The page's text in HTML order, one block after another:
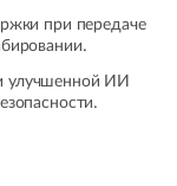
при передаче
улучшенной ИИ